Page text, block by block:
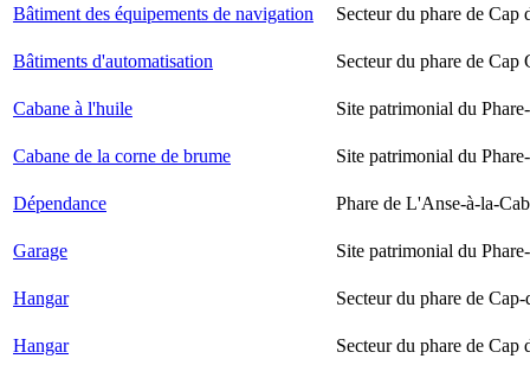
Bâtiment des équipements de navigation Secteur du phare de Cap
Bâtiments d'automatisation Secteur du phare de Cap
Cabane à l'huile Site patrimonial du
Cabane de la corne de brume Site patrimonial du
Dépendance Phare de L'Anse-à-la-
Garage Site patrimonial du
Hangar Secteur du phare de Cap-
Hangar Secteur du phare de Cap